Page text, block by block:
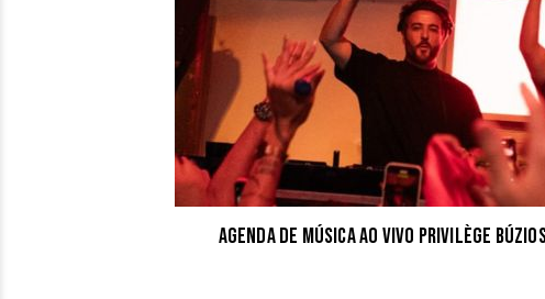
Agenda de música ao vivo Privilège